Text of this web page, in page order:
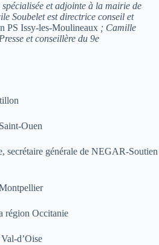
et adjointe à la mairie de
Soubelet est directrice conseil et
PS Issy-les-Moulineaux ; Camille
et conseillère du 9e
Ouen
secrétaire générale de NEGAR-Soutien
région Occitanie
d’Oise